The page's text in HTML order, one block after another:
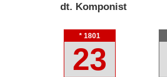
dt. Komponist
* 1801
23